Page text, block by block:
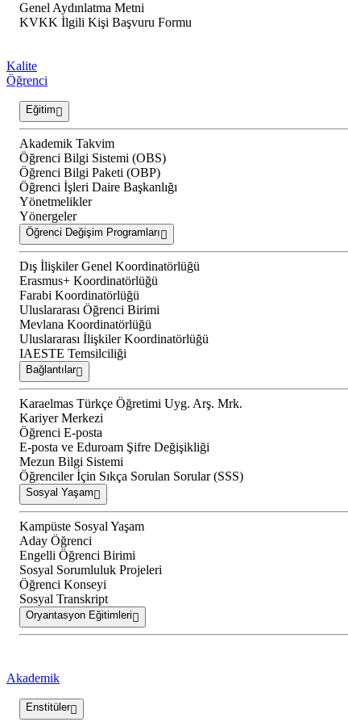
Genel Aydınlatma Metni
KVKK İlgili Kişi Başvuru Formu
Kalite
Öğrenci
Eğitim
Akademik Takvim
Öğrenci Bilgi Sistemi (OBS)
Öğrenci Bilgi Paketi (OBP)
Öğrenci İşleri Daire Başkanlığı
Yönetmelikler
Yönergeler
Öğrenci Değişim Programları
Dış İlişkiler Genel Koordinatörlüğü
Erasmus+ Koordinatörlüğü
Farabi Koordinatörlüğü
Uluslararası Öğrenci Birimi
Mevlana Koordinatörlüğü
Uluslararası İlişkiler Koordinatörlüğü
IAESTE Temsilciliği
Bağlantılar
Karaelmas Türkçe Öğretimi Uyg. Arş. Mrk.
Kariyer Merkezi
Öğrenci E-posta
E-posta ve Eduroam Şifre Değişikliği
Mezun Bilgi Sistemi
Öğrenciler İçin Sıkça Sorulan Sorular (SSS)
Sosyal Yaşam
Kampüste Sosyal Yaşam
Aday Öğrenci
Engelli Öğrenci Birimi
Sosyal Sorumluluk Projeleri
Öğrenci Konseyi
Sosyal Transkript
Oryantasyon Eğitimleri
Akademik
Enstitüler